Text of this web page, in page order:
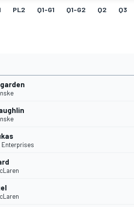
PL2 Q1-G1 Q1-G2 Q2 Q3
Enterprises